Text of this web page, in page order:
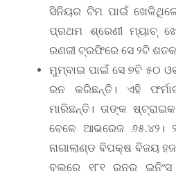
ସିନିୟର ଟିମ ପାଇଁ
ପ୍ରଥମ ଶ୍ରେଣୀ ମ୍ୟାଚ୍‌
ରଣଜୀ ଟ୍ରଫିରେ ସେ ୨ଟି ଶତକ
ମୁମ୍ବାଇ ପାଇଁ ସେ ୭ଟି ୫୦
ରନ କରିଛନ୍ତି। ଏହି
ମାରିଛନ୍ତି। ତାଙ୍କ
ବେଳେ ଆଭରେଜ ୬୫.୪୨।
ନାଗାଲାଣ୍ଡ ବିପକ୍ଷ ବିଜୟ
ବଲରେ ୧୮୧ ରନର